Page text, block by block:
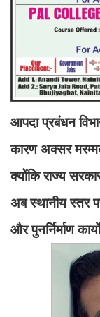
आपदा प्रबंधन
कारण अक्सर मरम्मत
क्योंकि राज्य
अब स्थानीय स्तर
और पुनर्निर्माण